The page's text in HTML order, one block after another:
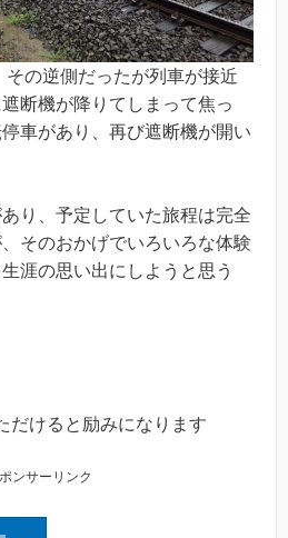
の逆側だったが列車が接近
断機が降りてしまって焦っ
車があり、再び遮断機が開い
り、予定していた旅程は完全
そのおかげでいろいろな体験
涯の思い出にしようと思う
だけると励みになります
ンサーリンク